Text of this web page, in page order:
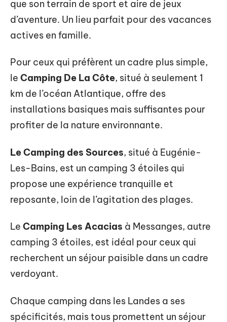
que son terrain de sport et aire de jeux
d’aventure. Un lieu parfait pour des vacances
actives en famille.
Pour ceux qui préfèrent un cadre plus simple,
le Camping De La Côte, situé à seulement 1
km de l’océan Atlantique, offre des
installations basiques mais suffisantes pour
profiter de la nature environnante.
Le Camping des Sources, situé à Eugénie-
Les-Bains, est un camping 3 étoiles qui
propose une expérience tranquille et
reposante, loin de l’agitation des plages.
Le Camping Les Acacias à Messanges, autre
camping 3 étoiles, est idéal pour ceux qui
recherchent un séjour paisible dans un cadre
verdoyant.
Chaque camping dans les Landes a ses
spécificités, mais tous promettent un séjour